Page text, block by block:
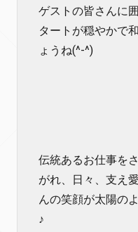
ゲストの皆さんに
タートが穏やかで
ょうね(^-^)
伝統あるお仕事を
がれ、日々、支え
んの笑顔が太陽の
♪